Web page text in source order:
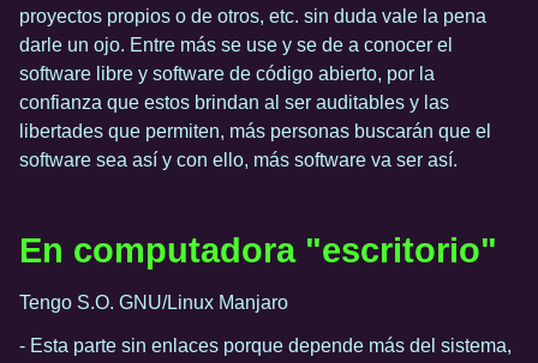
proyectos propios o de otros, etc. sin duda vale la pena
darle un ojo. Entre más se use y se de a conocer el
software libre y software de código abierto, por la
confianza que estos brindan al ser auditables y las
libertades que permiten, más personas buscarán que el
software sea así y con ello, más software va ser así.
En computadora "escritorio"
Tengo S.O. GNU/Linux Manjaro
- Esta parte sin enlaces porque depende más del sistema,